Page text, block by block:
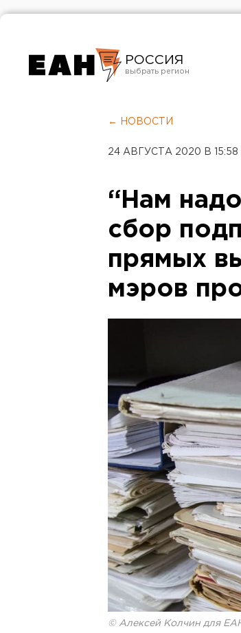
РОССИЯ
Челябинск
← НОВОСТИ
24 АВГУСТА 2020 В 15:58
“Нам
сбор
прямых
мэров
© Алексей Колчин для